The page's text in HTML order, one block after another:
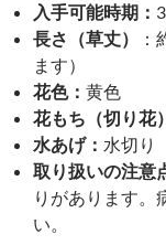
入手可能時期：
長さ（草丈）
ます）
花色： 黄色
花もち（切り花
水あげ： 水切り
取り扱いの注意
りがあります。
い。